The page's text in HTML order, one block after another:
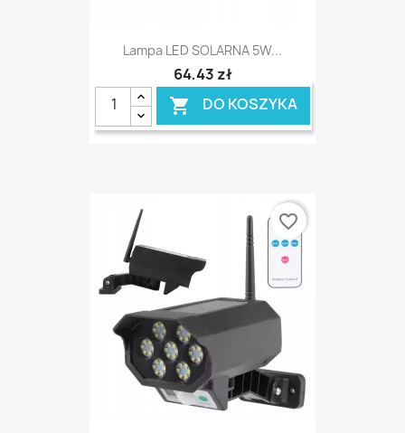
Lampa LED SOLARNA 5W...
64,43 zł
 DO KOSZYKA
favorite_border